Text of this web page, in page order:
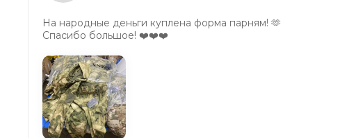
На народные деньги куплена форма парням! 🫶
Спасибо большое! ❤️❤️❤️